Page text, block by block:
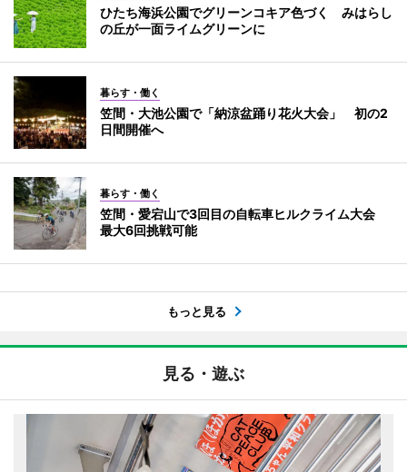
ひたち海浜公園でグリーンコキア色づく みはらし
の丘が一面ライムグリーンに
暮らす・働く
笠間・大池公園で「納涼盆踊り花火大会」 初の2
日間開催へ
暮らす・働く
笠間・愛宕山で3回目の自転車ヒルクライム大会
最大6回挑戦可能
もっと見る
見る・遊ぶ